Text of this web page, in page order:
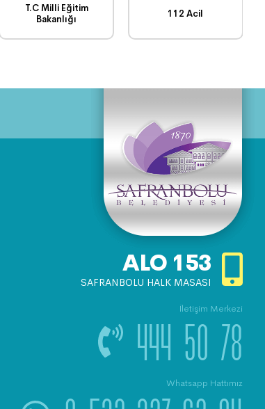
Tarım Üretimi
T.C Milli Eğitim
Bakanlığı
112 Acil
ALO 153
SAFRANBOLU HALK MASASI
İletişim Merkezi
444 50 78
Whatsapp Hattımız